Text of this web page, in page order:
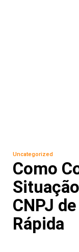
Uncategorized
Como
CNPJ
Rápida